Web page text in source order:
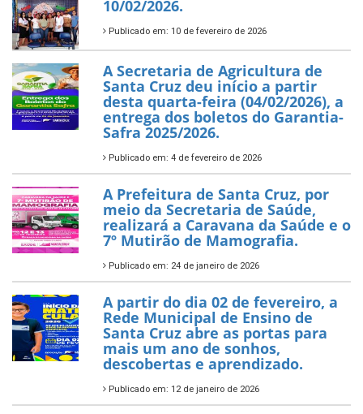
10/02/2026.
Publicado em: 10 de fevereiro de 2026
A Secretaria de Agricultura de
Santa Cruz deu início a partir
desta quarta-feira (04/02/2026), a
entrega dos boletos do Garantia-
Safra 2025/2026.
Publicado em: 4 de fevereiro de 2026
A Prefeitura de Santa Cruz, por
meio da Secretaria de Saúde,
realizará a Caravana da Saúde e o
7º Mutirão de Mamografia.
Publicado em: 24 de janeiro de 2026
A partir do dia 02 de fevereiro, a
Rede Municipal de Ensino de
Santa Cruz abre as portas para
mais um ano de sonhos,
descobertas e aprendizado.
Publicado em: 12 de janeiro de 2026